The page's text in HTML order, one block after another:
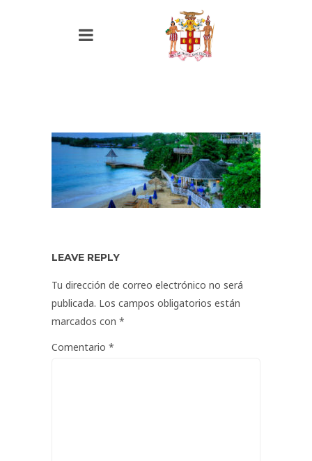
LEAVE REPLY
Tu dirección de correo electrónico no será
publicada. Los campos obligatorios están
marcados con *
Comentario *